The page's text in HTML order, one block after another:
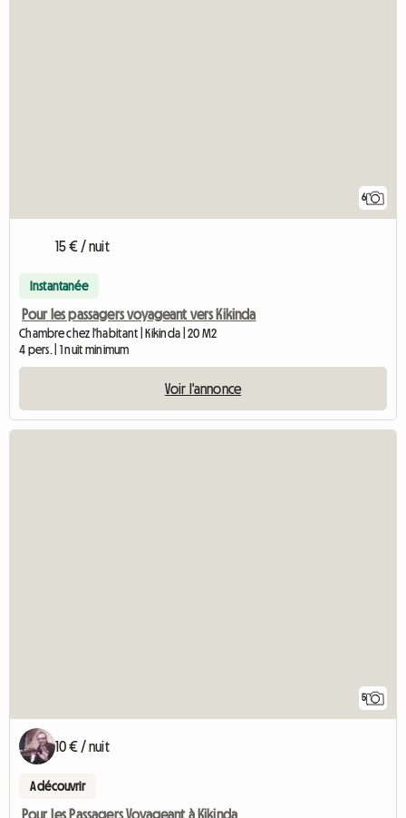
6
15 € / nuit
Instantanée
Pour les passagers voyageant vers Kikinda
Chambre chez l'habitant | Kikinda | 20 M2
4 pers. | 1 nuit minimum
Voir l'annonce
5
10 € / nuit
A découvrir
Pour Les Passagers Voyageant à Kikinda